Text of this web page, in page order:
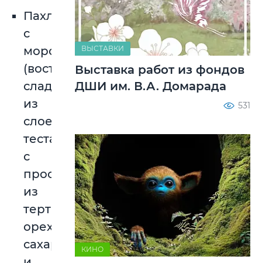
Пахлава
с
мороженым
(восточная
сладость
из
слоеного
теста
с
прослойкой
из
тертых
орехов,
сахара
ВЫСТАВКИ
Выставка работ из фондов
ДШИ им. В.А. Домарада
531
КИНО